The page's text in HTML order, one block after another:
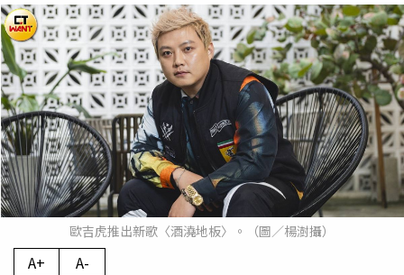
歐吉虎推出新歌〈酒澆地板〉。（圖／楊澍攝）
A+ A-